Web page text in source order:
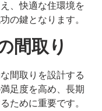
、快適な住環境を
の鍵となります。
間取り
間取りを設計する
足度を高め、長期
ために重要です。